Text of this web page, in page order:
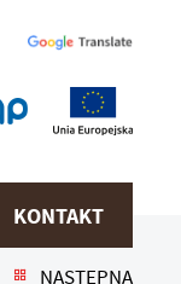
KONTAKT
NASTĘPNA